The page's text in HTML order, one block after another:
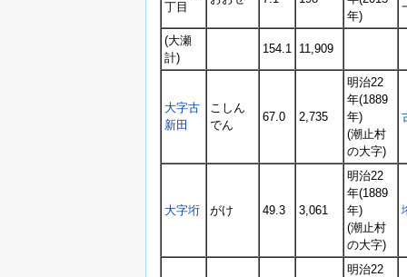
丁目
年)
(大瀬
計)
154.1 11,909
大字古
新田
こしん
でん
67.0 2,735
明治22
年(1889
年)
(潮止村
の大字)
大字垳 がけ 49.3 3,061
明治22
年(1889
年)
(潮止村
の大字)
明治22